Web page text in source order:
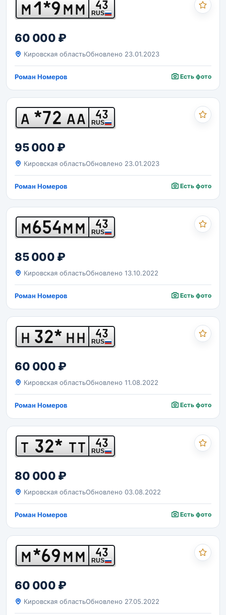
М1*9ММ 43
RUS
60 000 ₽
Кировская областьОбновлено 23.01.2023
Роман Номеров Есть фото
А *72 АА 43
RUS
95 000 ₽
Кировская областьОбновлено 23.01.2023
Роман Номеров Есть фото
М654ММ 43
RUS
85 000 ₽
Кировская областьОбновлено 13.10.2022
Роман Номеров Есть фото
Н 32* НН 43
RUS
60 000 ₽
Кировская областьОбновлено 11.08.2022
Роман Номеров Есть фото
Т 32* ТТ 43
RUS
80 000 ₽
Кировская областьОбновлено 03.08.2022
Роман Номеров Есть фото
М*69ММ 43
RUS
60 000 ₽
Кировская областьОбновлено 27.05.2022